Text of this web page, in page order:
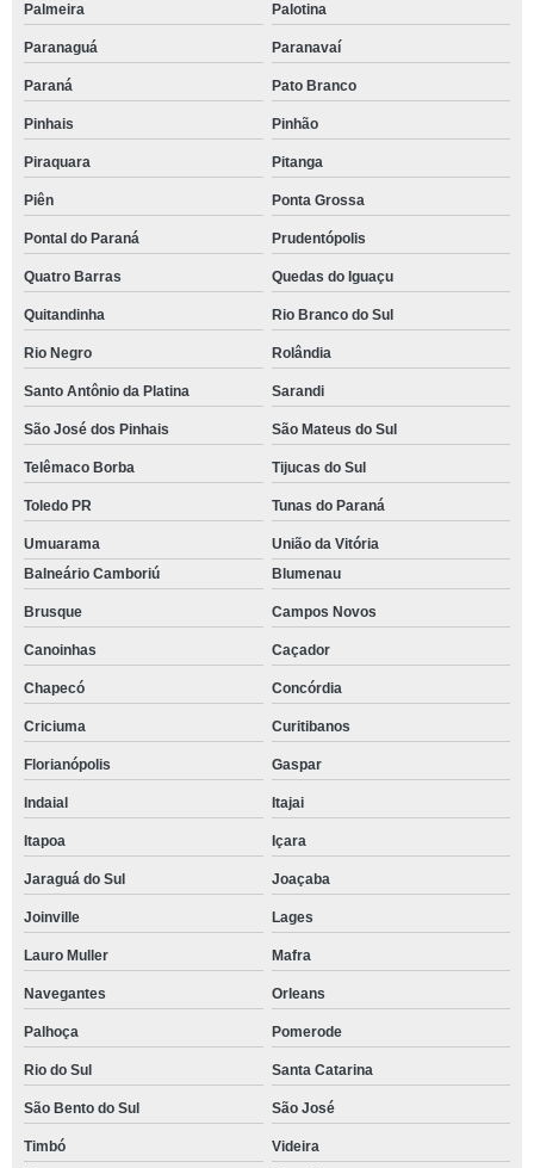
Palmeira Palotina
Paranaguá Paranavaí
Paraná Pato Branco
Pinhais Pinhão
Piraquara Pitanga
Piên Ponta Grossa
Pontal do Paraná Prudentópolis
Quatro Barras Quedas do Iguaçu
Quitandinha Rio Branco do Sul
Rio Negro Rolândia
Santo Antônio da Platina Sarandi
São José dos Pinhais São Mateus do Sul
Telêmaco Borba Tijucas do Sul
Toledo PR Tunas do Paraná
Umuarama
União da Vitória
Balneário Camboriú
Blumenau
Brusque Campos Novos
Canoinhas Caçador
Chapecó Concórdia
Criciuma Curitibanos
Florianópolis Gaspar
Indaial Itajai
Itapoa Içara
Jaraguá do Sul Joaçaba
Joinville Lages
Lauro Muller Mafra
Navegantes Orleans
Palhoça Pomerode
Rio do Sul Santa Catarina
São Bento do Sul São José
Timbó
Videira